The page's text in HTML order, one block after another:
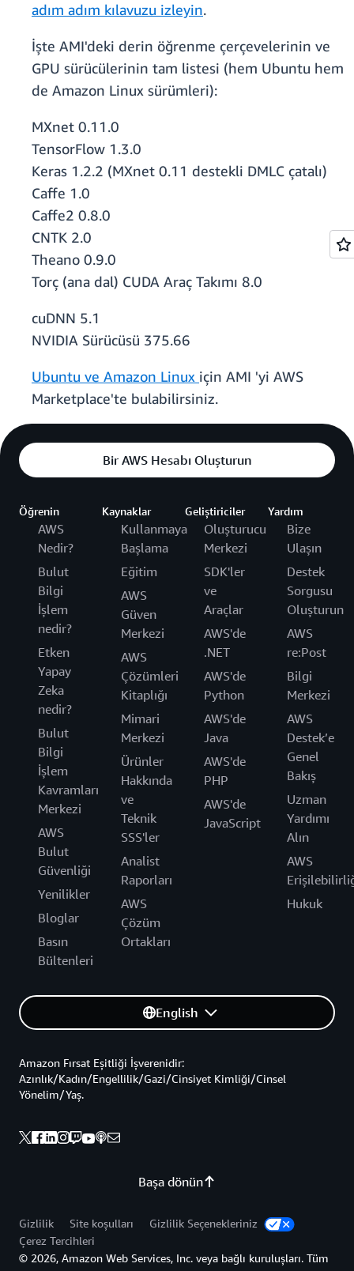
adım adım kılavuzu izleyin.
İşte AMI'deki derin öğrenme çerçevelerinin ve
GPU sürücülerinin tam listesi (hem Ubuntu hem
de Amazon Linux sürümleri):
MXnet 0.11.0
TensorFlow 1.3.0
Keras 1.2.2 (MXnet 0.11 destekli DMLC çatalı)
Caffe 1.0
Caffe2 0.8.0
CNTK 2.0
Theano 0.9.0
Torç (ana dal) CUDA Araç Takımı 8.0
cuDNN 5.1
NVIDIA Sürücüsü 375.66
Ubuntu ve Amazon Linux için AMI 'yi AWS
Marketplace'te bulabilirsiniz.
Bir AWS Hesabı Oluşturun
Öğrenin
AWS
Nedir?
Bulut
Bilgi
İşlem
nedir?
Etken
Yapay
Zeka
nedir?
Bulut
Bilgi
İşlem
Kavramları
Merkezi
AWS
Bulut
Güvenliği
Yenilikler
Bloglar
Basın
Bültenleri
Kaynaklar
Kullanmaya
Başlama
Eğitim
AWS
Güven
Merkezi
AWS
Çözümleri
Kitaplığı
Mimari
Merkezi
Ürünler
Hakkında
ve
Teknik
SSS'ler
Analist
Raporları
AWS
Çözüm
Ortakları
Geliştiriciler
Oluşturucu
Merkezi
SDK'ler
ve
Araçlar
AWS'de
.NET
AWS'de
Python
AWS'de
Java
AWS'de
PHP
AWS'de
JavaScript
Yardım
Bize
Ulaşın
Destek
Sorgusu
Oluşturun
AWS
re:Post
Bilgi
Merkezi
AWS
Destek’e
Genel
Bakış
Uzman
Yardımı
Alın
AWS
Hukuk
English
Başa dönün
Amazon Fırsat Eşitliği İşverenidir:
Azınlık/Kadın/Engellilik/Gazi/Cinsiyet Kimliği/Cinsel
Yönelim/Yaş.
Gizlilik Site koşulları
Gizlilik Seçenekleriniz
Çerez Tercihleri
© 2026, Amazon Web Services, Inc. veya bağlı kuruluşları. Tüm